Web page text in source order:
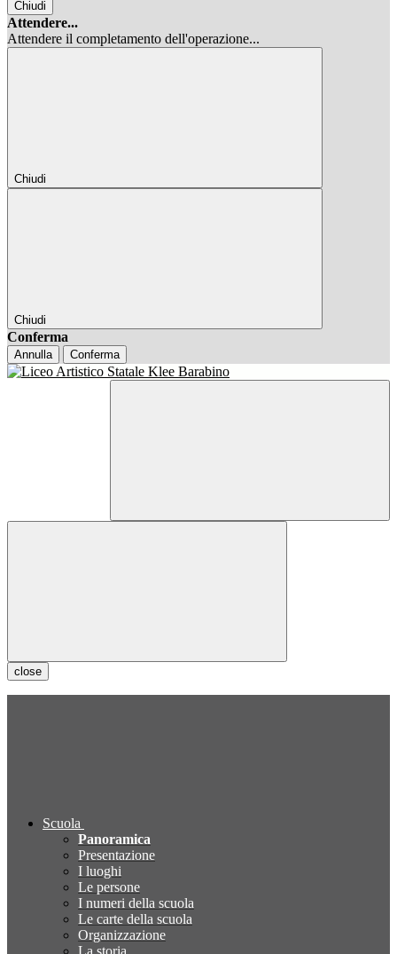
Chiudi
Attendere...
Attendere il completamento dell'operazione...
Chiudi
Chiudi
Conferma
Annulla Conferma
close
Scuola
Panoramica
Presentazione
I luoghi
Le persone
I numeri della scuola
Le carte della scuola
Organizzazione